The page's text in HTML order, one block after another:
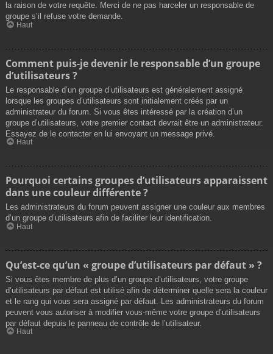
la raison de votre requête. Merci de ne pas harceler un responsable de
groupe s’il refuse votre demande.
Haut
Comment puis-je devenir le responsable d’un groupe
d’utilisateurs ?
Le responsable d’un groupe d’utilisateurs est généralement assigné
lorsque les groupes d’utilisateurs sont initialement créés par un
administrateur du forum. Si vous êtes intéressé par la création d’un
groupe d’utilisateurs, votre premier contact devrait être un administrateur.
Essayez de le contacter en lui envoyant un message privé.
Haut
Pourquoi certains groupes d’utilisateurs apparaissent
dans une couleur différente ?
Les administrateurs du forum peuvent assigner une couleur aux membres
d’un groupe d’utilisateurs afin de faciliter leur identification.
Haut
Qu’est-ce qu’un « groupe d’utilisateurs par défaut » ?
Si vous êtes membre de plus d’un groupe d’utilisateurs, votre groupe
d’utilisateurs par défaut est utilisé afin de déterminer quelle sera la couleur
et le rang qui vous sera assigné par défaut. Les administrateurs du forum
peuvent vous autoriser à modifier vous-même votre groupe d’utilisateurs
par défaut depuis le panneau de contrôle de l’utilisateur.
Haut